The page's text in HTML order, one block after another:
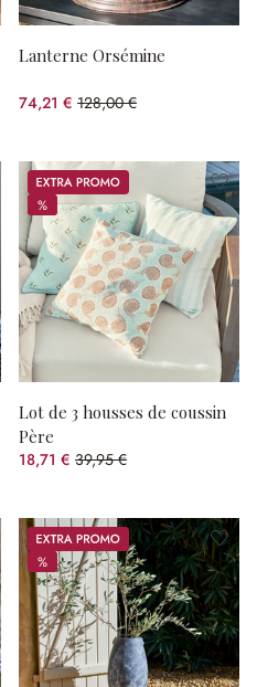
Lanterne Orsémine
74,21 € 128,00 €
(42.02%spared)
Promos
%
%
Lot de 3 housses de coussin
Père
18,71 € 39,95 €
(53.17%spared)
Promos
%
%